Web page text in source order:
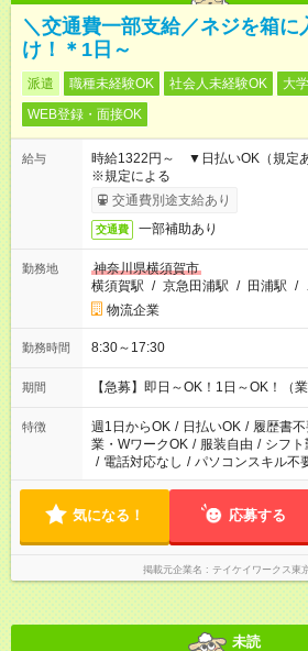
＼交通費一部支給／ネジを箱に
け！＊1日～
派遣 職種未経験OK 社会人未経験OK 大
WEB登録・面接OK
給与
時給1322円～ ▼日払いOK（規定
※規定による
交通費別途支給あり
交通費 一部補助あり
勤務地
神奈川県横須賀市
横須賀駅 / 京急田浦駅 / 田浦駅 /
物流企業
勤務時間 8:30～17:30
期間 【急募】即日～OK！1日～OK！（
特徴 週1日からOK / 日払いOK / 履歴書
業・WワークOK / 服装自由 / シフト
/ 電話対応なし / パソコンスキル不
気になる！ 応募する
掲載元企業名 テイケイワークス東
未読